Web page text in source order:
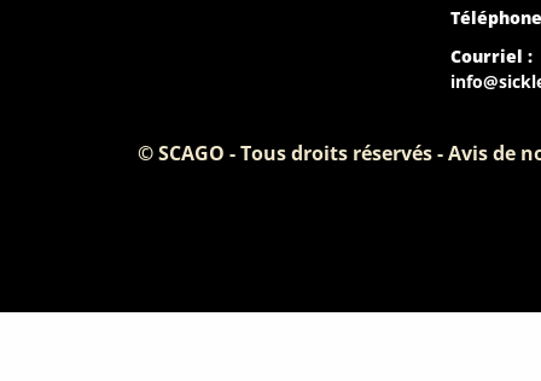
Courriel :
© SCAGO - Tous droits réservés - Avis de